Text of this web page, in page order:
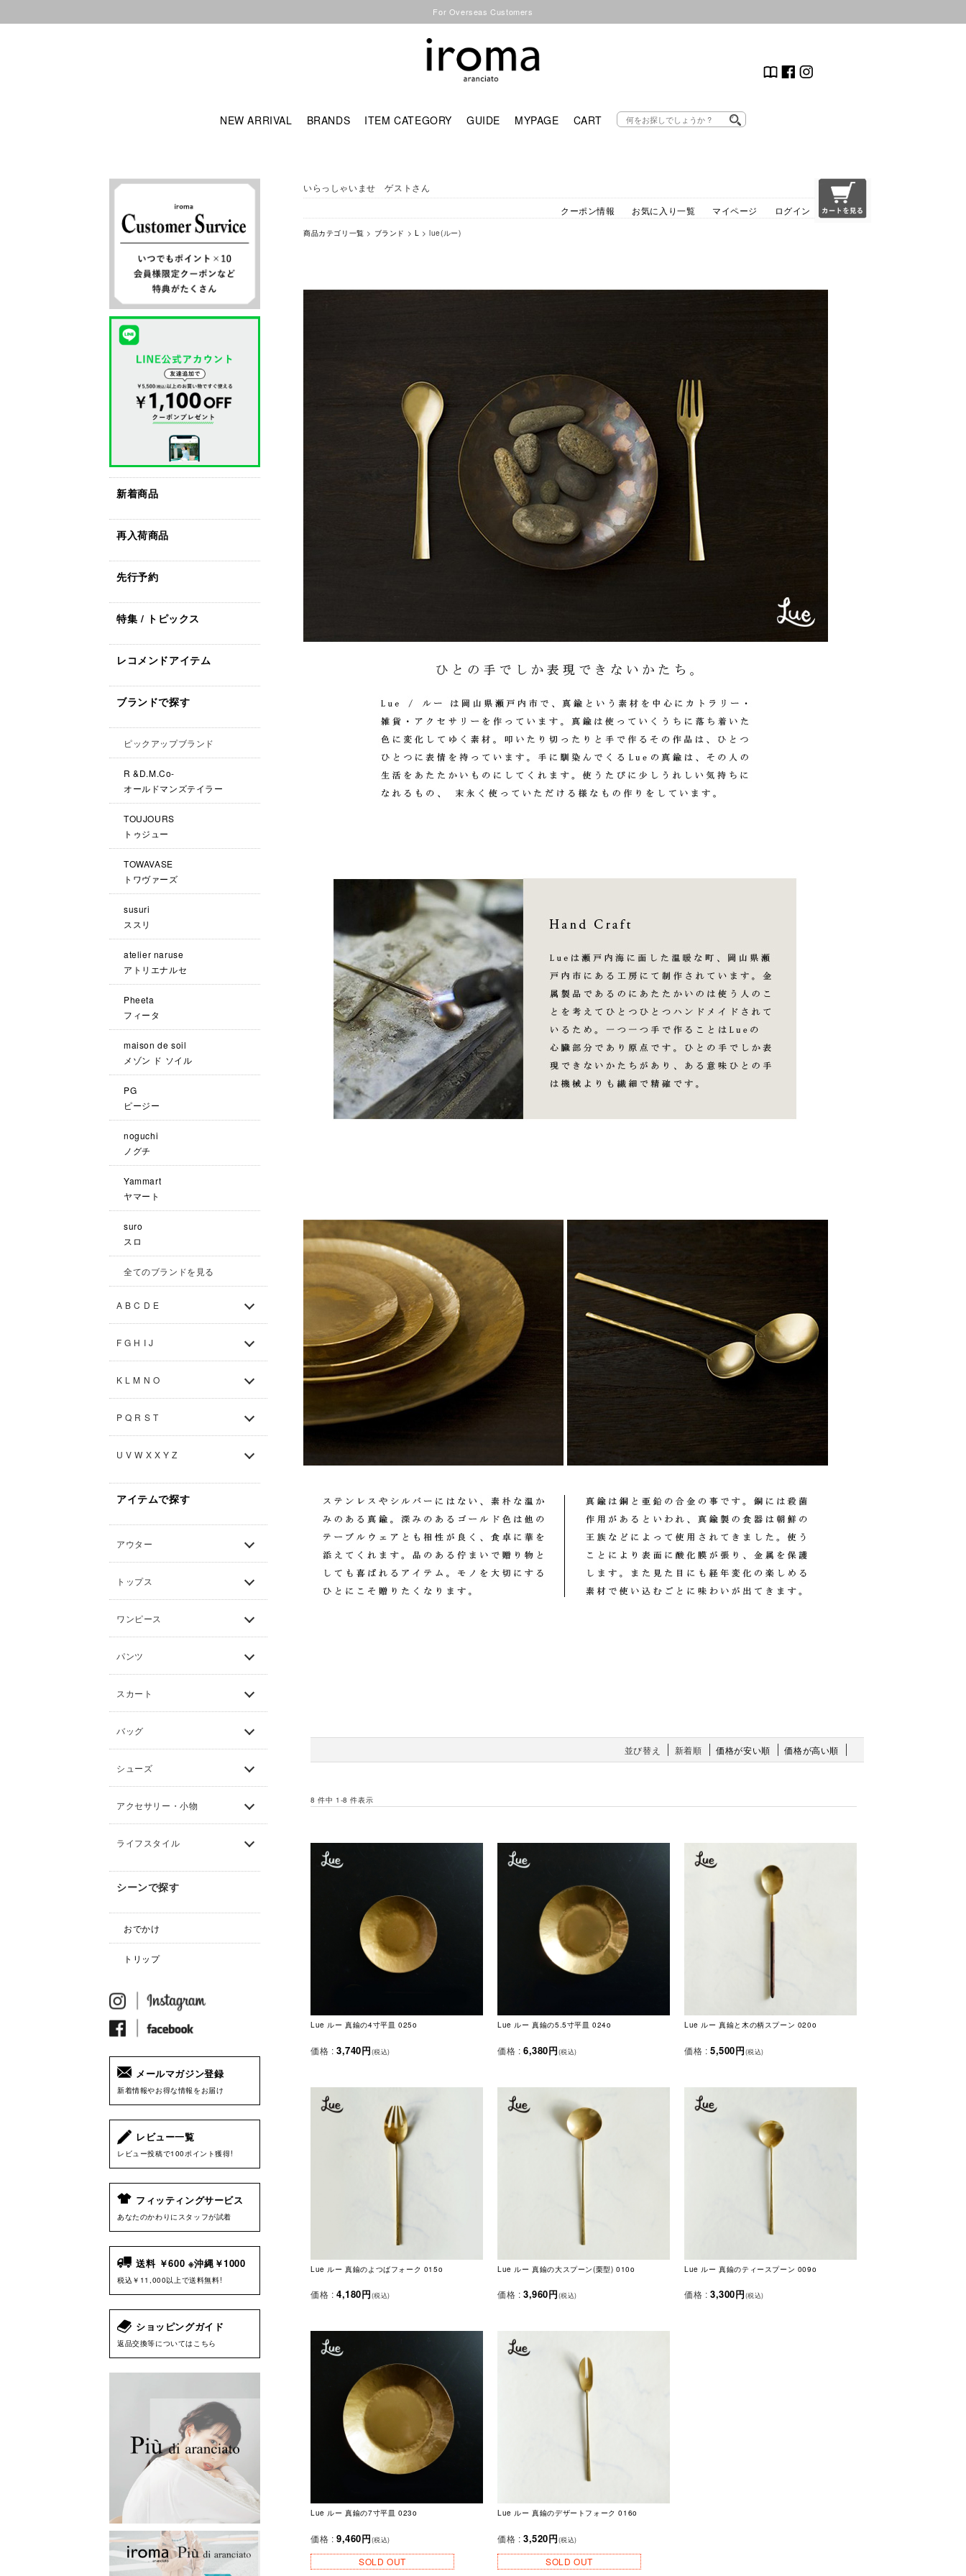
For Overseas Customers
NEW ARRIVAL BRANDS ITEM CATEGORY GUIDE MYPAGE CART
新着商品
再入荷商品
先行予約
特集 / トピックス
レコメンドアイテム
ブランドで探す
ピックアップブランド
R &D.M.Co-
オールドマンズテイラー
TOUJOURS
トゥジュー
TOWAVASE
トワヴァーズ
susuri
ススリ
atelier naruse
アトリエナルセ
Pheeta
フィータ
maison de soil
メゾン ド ソイル
PG
ピージー
noguchi
ノグチ
Yammart
ヤマート
suro
スロ
全てのブランドを見る
A B C D E
F G H I J
K L M N O
P Q R S T
U V W X X Y Z
アイテムで探す
アウター
トップス
ワンピース
パンツ
スカート
バッグ
シューズ
アクセサリー・小物
ライフスタイル
シーンで探す
おでかけ
トリップ
メールマガジン登録
新着情報やお得な情報をお届け
レビュー一覧
レビュー投稿で100ポイント獲得!
フィッティングサービス
あなたのかわりにスタッフが試着
送料 ￥600 ※沖縄￥1000
税込￥11,000以上で送料無料!
ショッピングガイド
返品交換等についてはこちら
いらっしゃいませ ゲストさん
クーポン情報
お気に入り一覧 マイページ ログイン
商品カテゴリ一覧 > ブランド > L > lue(ルー)
並び替え 新着順 価格が安い順 価格が高い順
8 件中 1-8 件表示
Lue ルー 真鍮の4寸平皿 025o
価格 : 3,740円(税込)
Lue ルー 真鍮の5.5寸平皿 024o
価格 : 6,380円(税込)
Lue ルー 真鍮と木の柄スプーン 020o
価格 : 5,500円(税込)
Lue ルー 真鍮のよつばフォーク 015o
価格 : 4,180円(税込)
Lue ルー 真鍮の大スプーン(栗型) 010o
価格 : 3,960円(税込)
Lue ルー 真鍮のティースプーン 009o
価格 : 3,300円(税込)
Lue ルー 真鍮の7寸平皿 023o
価格 : 9,460円(税込)
SOLD OUT
Lue ルー 真鍮のデザートフォーク 016o
価格 : 3,520円(税込)
SOLD OUT